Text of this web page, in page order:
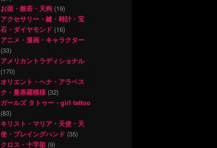
お面・般若・天狗 (19)
アクセサリー・鍵・時計・宝
石・ダイヤモンド (16)
アニメ・漫画・キャラクター
(33)
アメリカントラディショナル
(170)
オリエント・ヘナ・アラベス
ク・曼荼羅模様 (32)
ガールズ タトゥー・girl tattoo
(83)
キリスト・マリア・天使・天
使・プレイングハンド (35)
クロス・十字架 (9)